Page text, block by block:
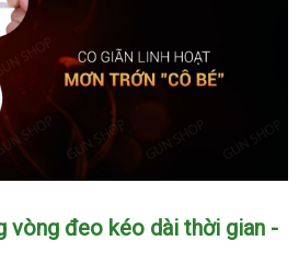
vòng đeo kéo dài thời gian -